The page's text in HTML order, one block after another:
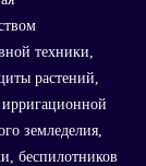
техники,
растений,
земледелия,
беспилотников